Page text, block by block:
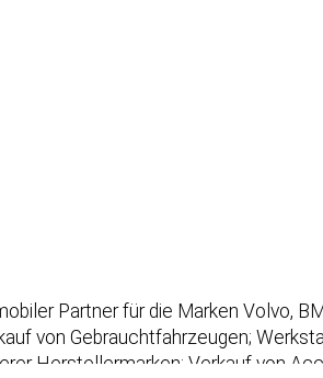
Partner für die Marken Volvo,
von Gebrauchtfahrzeugen;
Herstellermarken; Verkauf von